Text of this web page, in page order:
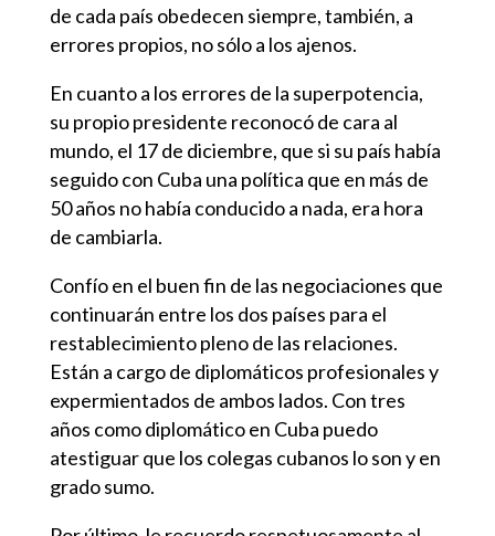
de cada país obedecen siempre, también, a
errores propios, no sólo a los ajenos.
En cuanto a los errores de la superpotencia,
su propio presidente reconocó de cara al
mundo, el 17 de diciembre, que si su país había
seguido con Cuba una política que en más de
50 años no había conducido a nada, era hora
de cambiarla.
Confío en el buen fin de las negociaciones que
continuarán entre los dos países para el
restablecimiento pleno de las relaciones.
Están a cargo de diplomáticos profesionales y
expermientados de ambos lados. Con tres
años como diplomático en Cuba puedo
atestiguar que los colegas cubanos lo son y en
grado sumo.